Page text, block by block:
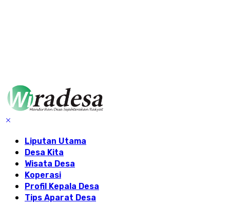
Liputan Utama
Desa Kita
Wisata Desa
Koperasi
Profil Kepala Desa
Tips Aparat Desa